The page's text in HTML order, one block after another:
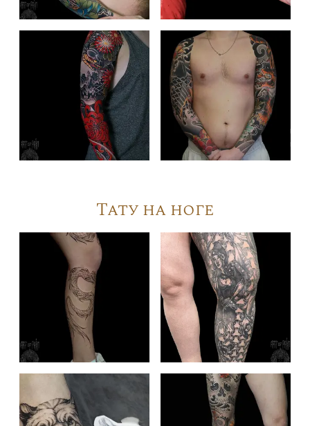
Тату на ноге